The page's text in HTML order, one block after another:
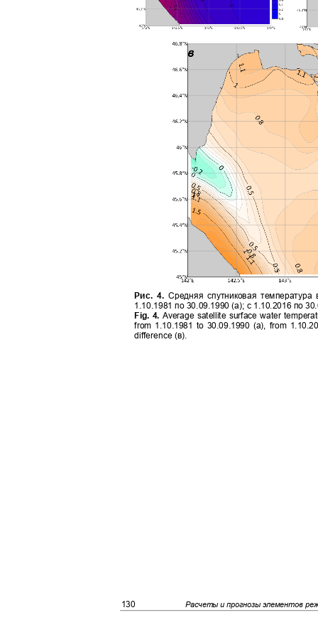
Рис. 4.Средняя спутниковая
1.10.1981 по 30.09.1990 (а); с 1.10.2016 по
Fig. 4. Average satellite surface water
from 1.10.1981 to 30.09.1990 (a), from
difference (в).
130 Расчеты и прогнозы элементов